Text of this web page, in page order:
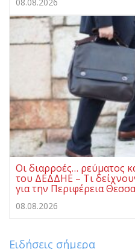
Οι διαρροές… ρεύματος
του ΔΕΔΔΗΕ – Τι
για την Περιφέρεια
08.08.2026
Ειδήσεις σήμερα